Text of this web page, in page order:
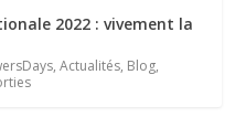
2022 : vivement la
,Actualités, Blog,